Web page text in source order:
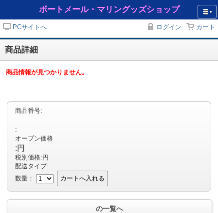
ボートメール・マリングッズショップ
PCサイトへ ログイン カート
商品詳細
商品情報が見つかりません。
商品番号:
:
オープン価格
:円
税別価格:円
配送タイプ:
数量：
カートへ入れる
の一覧へ